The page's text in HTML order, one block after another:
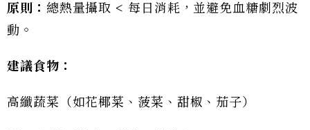
原則： 總熱量攝取 < 每日消耗，並避免血糖劇烈波
動。
建議食物：
高纖蔬菜（如花椰菜、菠菜、甜椒、茄子）